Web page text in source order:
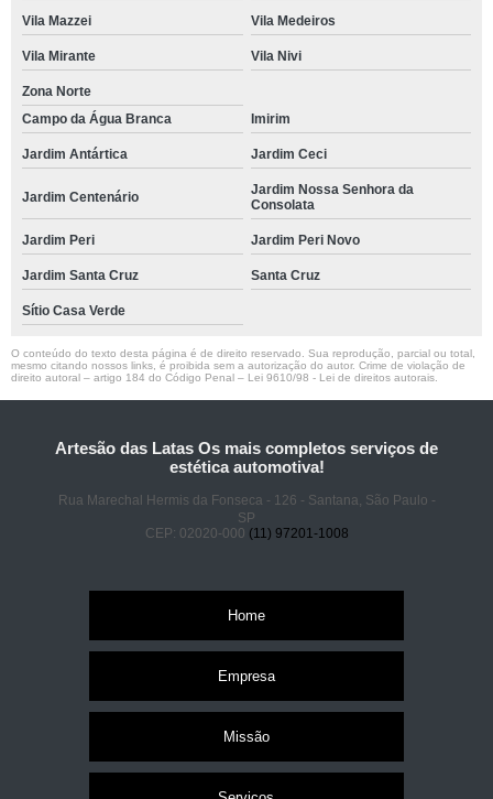
Vila Mazzei Vila Medeiros
Vila Mirante Vila Nivi
Zona Norte
Campo da Água Branca
Imirim
Jardim Antártica Jardim Ceci
Jardim Centenário
Jardim Nossa Senhora da
Consolata
Jardim Peri Jardim Peri Novo
Jardim Santa Cruz Santa Cruz
Sítio Casa Verde
O conteúdo do texto desta página é de direito reservado. Sua reprodução, parcial ou total,
mesmo citando nossos links, é proibida sem a autorização do autor. Crime de violação de
direito autoral – artigo 184 do Código Penal – Lei 9610/98 - Lei de direitos autorais
Artesão das Latas Os mais completos serviços de
estética automotiva!
Rua Marechal Hermis da Fonseca - 126 - Santana, São Paulo -
SP
CEP: 02020-000 (11) 97201-1008
Home
Empresa
Missão